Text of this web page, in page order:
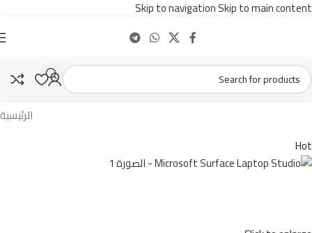
Skip to navigationSkip to main content
الرئيسية
Hot